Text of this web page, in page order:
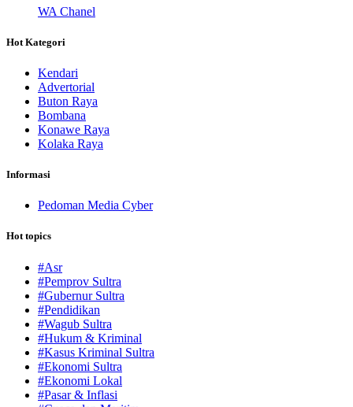
WA Chanel
Hot Kategori
Kendari
Advertorial
Buton Raya
Bombana
Konawe Raya
Kolaka Raya
Informasi
Pedoman Media Cyber
Hot topics
#Asr
#Pemprov Sultra
#Gubernur Sultra
#Pendidikan
#Wagub Sultra
#Hukum & Kriminal
#Kasus Kriminal Sultra
#Ekonomi Sultra
#Ekonomi Lokal
#Pasar & Inflasi